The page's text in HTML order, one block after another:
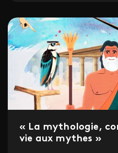
« La mythologie,
vie aux mythes »